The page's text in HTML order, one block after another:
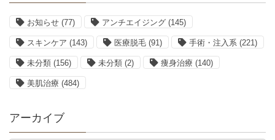
お知らせ (77) アンチエイジング (145)
スキンケア (143) 医療脱毛 (91) 手術・注入系 (221)
未分類 (156) 未分類 (2) 痩身治療 (140)
美肌治療 (484)
アーカイブ